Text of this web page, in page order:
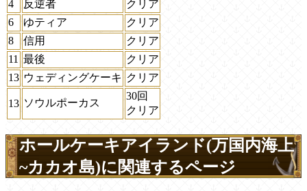
4 反逆者
クリア
6
ゆティア
クリア
8
信用
クリア
11 最後
クリア
13 ウェディングケーキ クリア
13 ソウルポーカス
30回
クリア
ホールケーキアイランド(万国内海上
~カカオ島)に関連するページ